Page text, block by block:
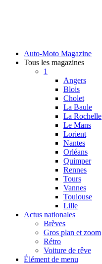
Auto-Moto Magazine
Tous les magazines
1
Angers
Blois
Cholet
La Baule
La Rochelle
Le Mans
Lorient
Nantes
Orléans
Quimper
Rennes
Tours
Vannes
Toulouse
Lille
Actus nationales
Brèves
Gros plan et zoom
Rétro
Voiture de rêve
Élément de menu